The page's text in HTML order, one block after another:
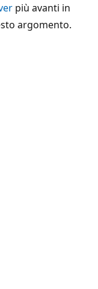
più avanti in
argomento.